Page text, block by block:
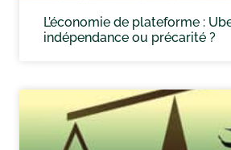
L’économie de plateforme :
indépendance ou précarité ?